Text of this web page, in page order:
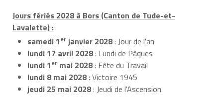
Jours fériés 2028 à Bors (Canton de Tude-et-
Lavalette) :
samedi 1er janvier 2028: Jour de l'an
lundi 17 avril 2028: Lundi de Pâques
lundi 1er mai 2028: Fête du Travail
lundi 8 mai 2028: Victoire 1945
jeudi 25 mai 2028: Jeudi de l'Ascension